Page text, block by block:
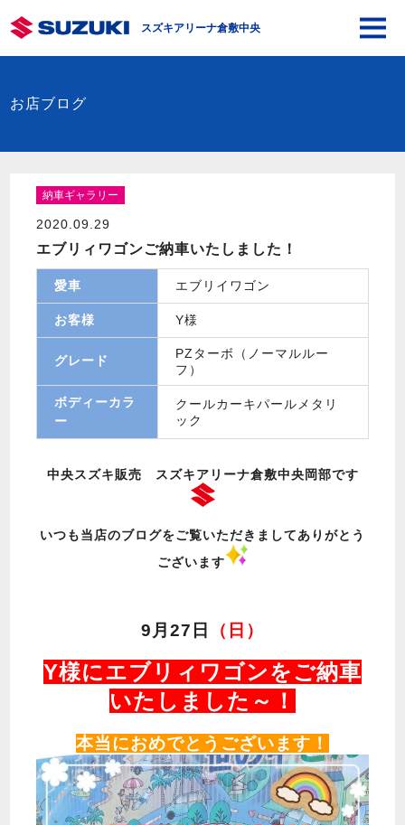
スズキアリーナ倉敷中央
お店ブログ
納車ギャラリー
2020.09.29
エブリィワゴンご納車いたしました！
愛車 エブリイワゴン
お客様 Y様
グレード
PZターボ（ノーマルルー
フ）
ボディーカラ
ー
クールカーキパールメタリ
ック
中央スズキ販売 スズキアリーナ倉敷中央岡部です
いつも当店のブログをご覧いただきましてありがとう
ございます
9月27日 （日）
Y様にエブリィワゴンをご納車
いたしました～！
本当におめでとうございます！